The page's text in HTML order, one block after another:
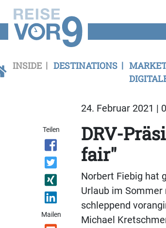
INSIDE DESTINATIONS
24. Februar 2021 |
Teilen
Mailen
DRV-
fair"
Norbert Fiebig hat
Urlaub im
schleppend
Michael